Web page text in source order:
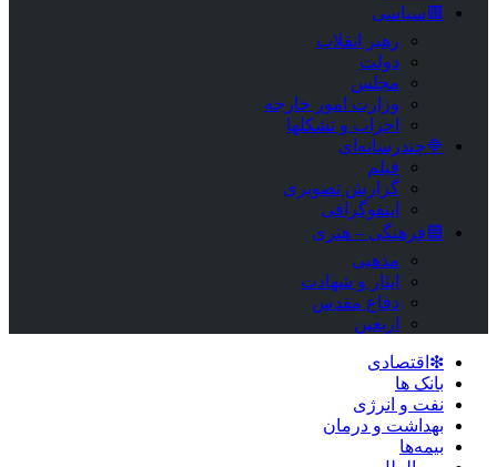
🟥سیاسی
رهبر انقلاب
دولت
مجلس
وزارت امور خارجه
احزاب و تشکلها
🔷چندرسانه‌ای
فیلم
گزارش تصویری
اینفوگرافی
🟦فرهنگی – هنری
مذهبی
ایثار و شهادت
دفاع مقدس
اربعین
❇اقتصادی
بانک ها
نفت و انرژی
بهداشت و درمان
بیمه‌ها